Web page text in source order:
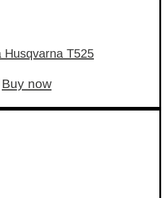
Husqvarna T525
Buy now